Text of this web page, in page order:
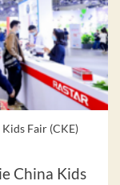
Fair (CKE)
China Kids